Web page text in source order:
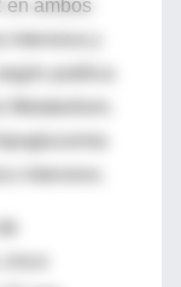
en ambos
y
publica